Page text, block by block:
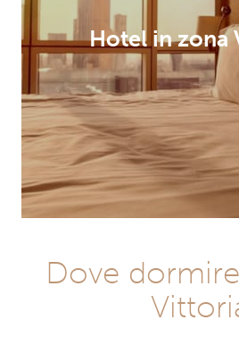
Hotel in zona
Dove